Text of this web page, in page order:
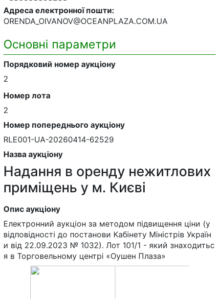
Адреса електронної пошти:
ORENDA_OIVANOV@OCEANPLAZA.COM.UA
Основні параметри
Порядковий номер аукціону
2
Номер лота
2
Номер попереднього аукціону
RLE001-UA-20260414-62529
Назва аукціону
Надання в оренду нежитлових
приміщень у м. Києві
Опис аукціону
Електронний аукціон за методом підвищення ціни (у
відповідності до постанови Кабінету Міністрів Україн
и від 22.09.2023 № 1032). Лот 101/1 - який знаходитьс
я в Торговельному центрі «Оушен Плаза»